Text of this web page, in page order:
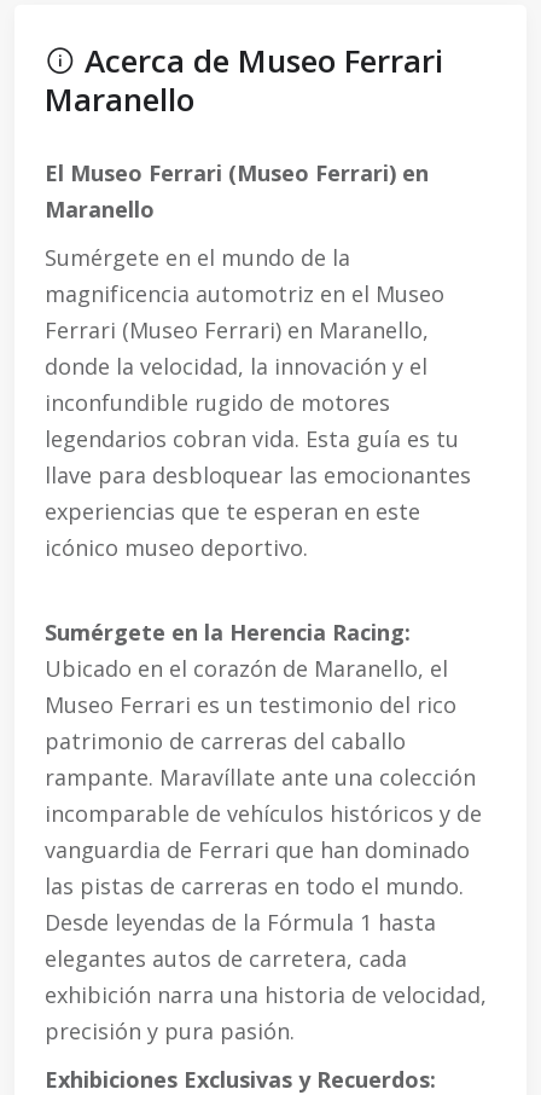
Acerca de Museo Ferrari
Maranello
El Museo Ferrari (Museo Ferrari) en
Maranello
Sumérgete en el mundo de la
magnificencia automotriz en el Museo
Ferrari (Museo Ferrari) en Maranello,
donde la velocidad, la innovación y el
inconfundible rugido de motores
legendarios cobran vida. Esta guía es tu
llave para desbloquear las emocionantes
experiencias que te esperan en este
icónico museo deportivo.
Sumérgete en la Herencia Racing:
Ubicado en el corazón de Maranello, el
Museo Ferrari es un testimonio del rico
patrimonio de carreras del caballo
rampante. Maravíllate ante una colección
incomparable de vehículos históricos y de
vanguardia de Ferrari que han dominado
las pistas de carreras en todo el mundo.
Desde leyendas de la Fórmula 1 hasta
elegantes autos de carretera, cada
exhibición narra una historia de velocidad,
precisión y pura pasión.
Exhibiciones Exclusivas y Recuerdos: